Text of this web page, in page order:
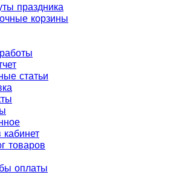
праздника
корзины
статьи
кабинет
товаров
оплаты